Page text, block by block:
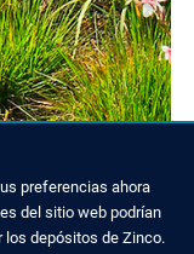
preferencias ahora
del sitio web podrían
los depósitos de Zinco.